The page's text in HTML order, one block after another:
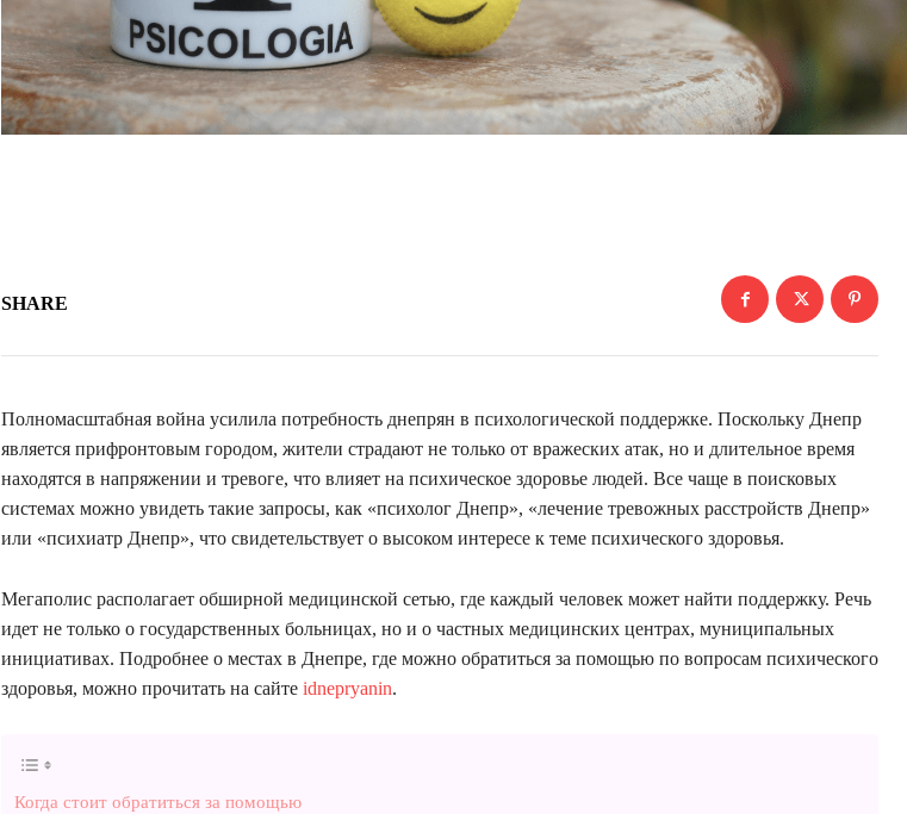
SHARE
Полномасштабная война усилила потребность днепрян в психологической поддержке. Поскольку Днепр
является прифронтовым городом, жители страдают не только от вражеских атак, но и длительное время
находятся в напряжении и тревоге, что влияет на психическое здоровье людей. Все чаще в поисковых
системах можно увидеть такие запросы, как «психолог Днепр», «лечение тревожных расстройств Днепр»
или «психиатр Днепр», что свидетельствует о высоком интересе к теме психического здоровья.
Мегаполис располагает обширной медицинской сетью, где каждый человек может найти поддержку. Речь
идет не только о государственных больницах, но и о частных медицинских центрах, муниципальных
инициативах. Подробнее о местах в Днепре, где можно обратиться за помощью по вопросам психического
здоровья, можно прочитать на сайте idnepryanin.
Когда стоит обратиться за помощью